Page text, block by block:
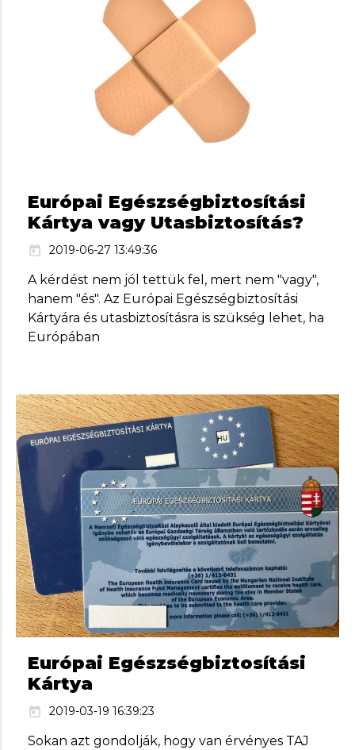
Európai Egészségbiztosítási
Kártya vagy Utasbiztosítás?
today 2019-06-27 13:49:36
A kérdést nem jól tettük fel, mert nem "vagy",
hanem "és". Az Európai Egészségbiztosítási
Kártyára és utasbiztosításra is szükség lehet, ha
Európában
Európai Egészségbiztosítási
Kártya
today 2019-03-19 16:39:23
Sokan azt gondolják, hogy van érvényes TAJ